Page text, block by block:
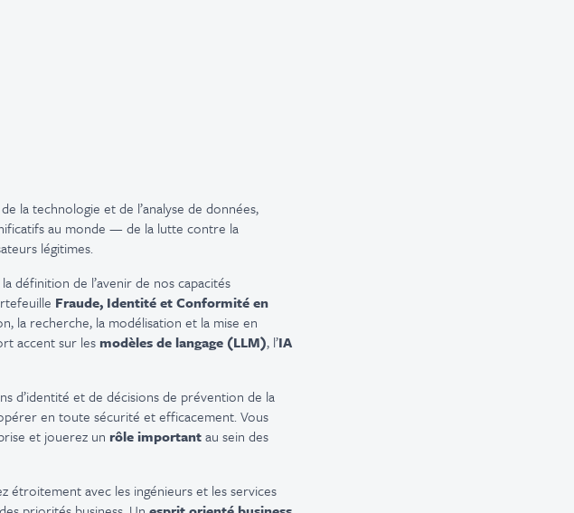
la technologie et de l’analyse de données,
au monde — de la lutte contre la
légitimes.
définition de l’avenir de nos capacités
Fraude, Identité et Conformité en
la recherche, la modélisation et la mise en
accent sur les modèles de langage (LLM), l’IA
d’identité et de décisions de prévention de la
en toute sécurité et efficacement. Vous
et jouerez un rôle importantau sein des
étroitement avec les ingénieurs et les services